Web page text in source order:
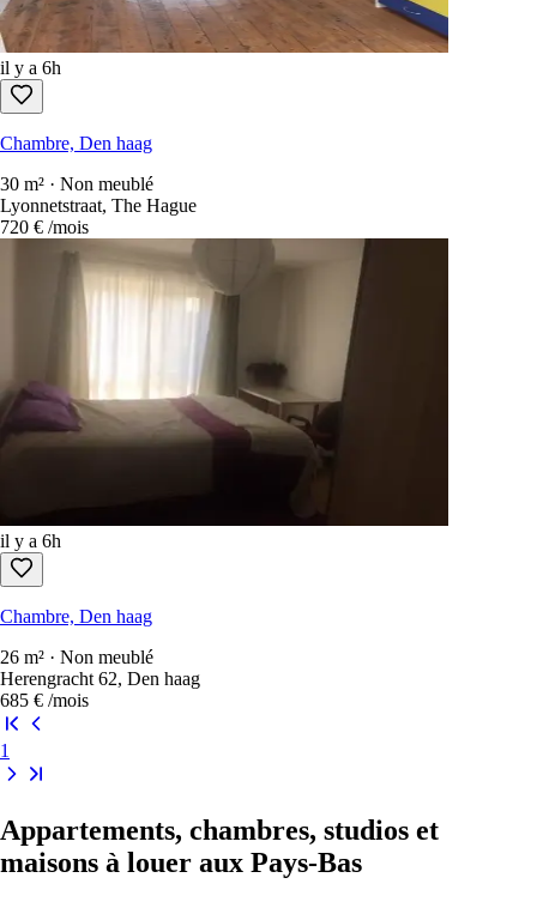
il y a 6h
Chambre, Den haag
30 m² · Non meublé
Lyonnetstraat, The Hague
720 € /mois
il y a 6h
Chambre, Den haag
26 m² · Non meublé
Herengracht 62, Den haag
685 € /mois
1
Appartements, chambres, studios et
maisons à louer aux Pays-Bas